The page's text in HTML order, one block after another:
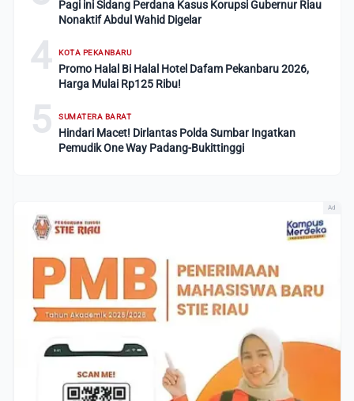
Pagi ini Sidang Perdana Kasus Korupsi Gubernur Riau
Nonaktif Abdul Wahid Digelar
4 KOTA PEKANBARU
Promo Halal Bi Halal Hotel Dafam Pekanbaru 2026,
Harga Mulai Rp125 Ribu!
5 SUMATERA BARAT
Hindari Macet! Dirlantas Polda Sumbar Ingatkan
Pemudik One Way Padang-Bukittinggi
Ad